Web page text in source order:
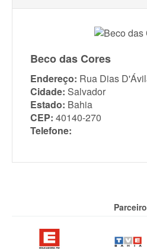
Beco das Cores
Endereço: Rua Dias
Cidade: Salvador
Estado: Bahia
CEP: 40140-270
Telefone: